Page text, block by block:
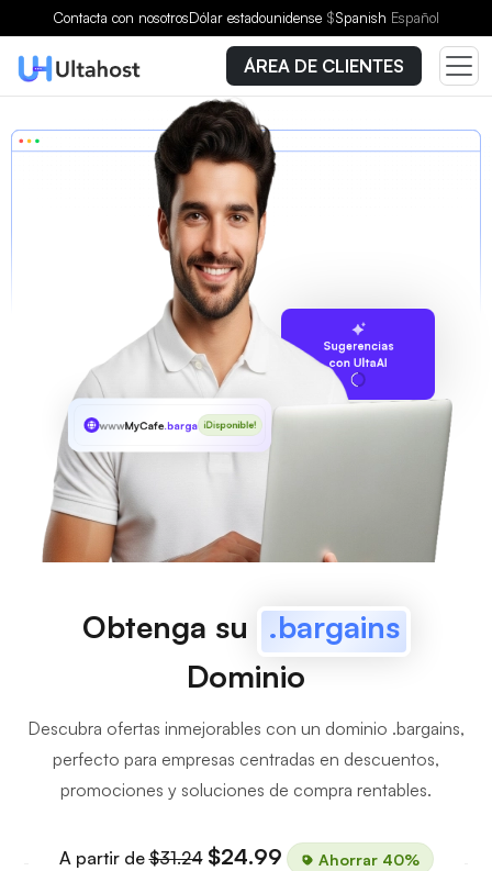
Contacta con nosotrosDólar estadounidense $Spanish Español
ÁREA DE CLIENTES
Sugerencias
con UltaAI
wwwMyCafe.bargains¡Disponible!
Obtenga su
.bargains
Dominio
Descubra ofertas inmejorables con un dominio .bargains,
perfecto para empresas centradas en descuentos,
promociones y soluciones de compra rentables.
A partir de$31.24 $24.99 Ahorrar 40%